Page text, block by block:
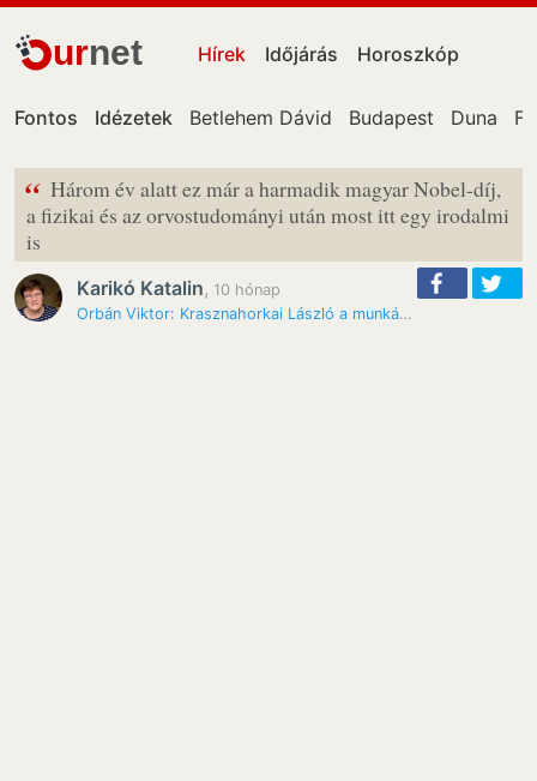
urnet Hírek Időjárás Horoszkóp
Fontos Idézetek Betlehem Dávid Budapest Duna
“ Három év alatt ez már a harmadik magyar Nobel-díj,
a fizikai és az orvostudományi után most itt egy irodalmi
is
Karikó Katalin, 10 hónap
Orbán Viktor: Krasznahorkai László a munkásságával szerzett néhány…